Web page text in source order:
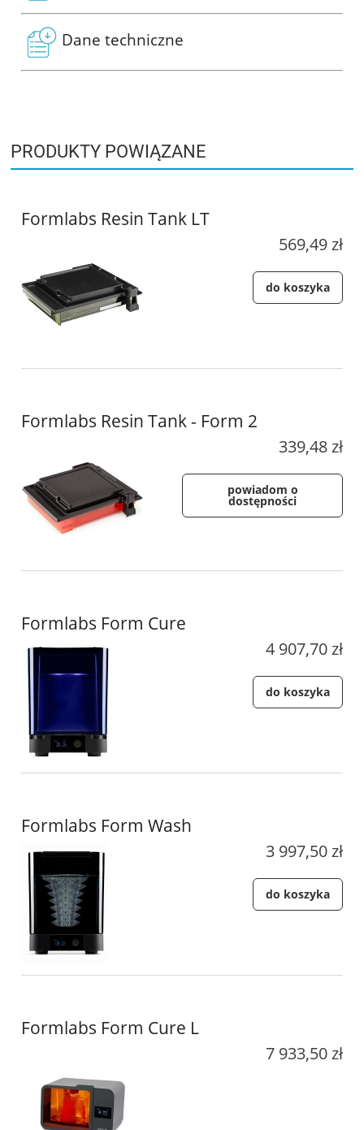
Dane techniczne
PRODUKTY POWIĄZANE
Formlabs Resin Tank LT
569,49 zł
do koszyka
Formlabs Resin Tank - Form 2
339,48 zł
powiadom o
dostępności
Formlabs Form Cure
4 907,70 zł
do koszyka
Formlabs Form Wash
3 997,50 zł
do koszyka
Formlabs Form Cure L
7 933,50 zł